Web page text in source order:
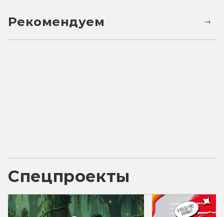
Рекомендуем
Спецпроекты